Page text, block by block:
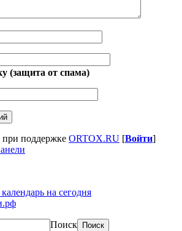
(защита от спама)
при поддержке ORTOX.RU [Войти]
на сегодня
Поиск